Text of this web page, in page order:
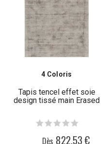
4 Coloris
Tapis tencel effet soie
design tissé main Erased
Dès 822,53 €